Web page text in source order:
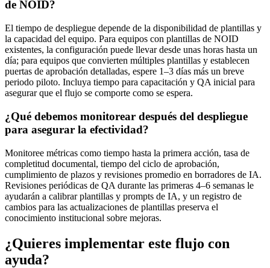
de NOID?
El tiempo de despliegue depende de la disponibilidad de plantillas y
la capacidad del equipo. Para equipos con plantillas de NOID
existentes, la configuración puede llevar desde unas horas hasta un
día; para equipos que convierten múltiples plantillas y establecen
puertas de aprobación detalladas, espere 1–3 días más un breve
periodo piloto. Incluya tiempo para capacitación y QA inicial para
asegurar que el flujo se comporte como se espera.
¿Qué debemos monitorear después del despliegue
para asegurar la efectividad?
Monitoree métricas como tiempo hasta la primera acción, tasa de
completitud documental, tiempo del ciclo de aprobación,
cumplimiento de plazos y revisiones promedio en borradores de IA.
Revisiones periódicas de QA durante las primeras 4–6 semanas le
ayudarán a calibrar plantillas y prompts de IA, y un registro de
cambios para las actualizaciones de plantillas preserva el
conocimiento institucional sobre mejoras.
¿Quieres implementar este flujo con
ayuda?